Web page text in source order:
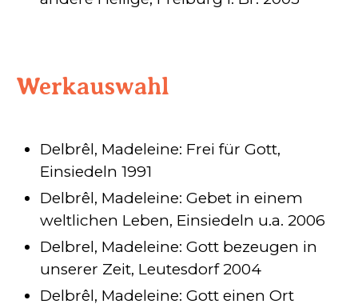
Werkauswahl
Delbrêl, Madeleine: Frei für Gott,
Einsiedeln 1991
Delbrêl, Madeleine: Gebet in einem
weltlichen Leben, Einsiedeln u.a. 2006
Delbrel, Madeleine: Gott bezeugen in
unserer Zeit, Leutesdorf 2004
Delbrêl, Madeleine: Gott einen Ort